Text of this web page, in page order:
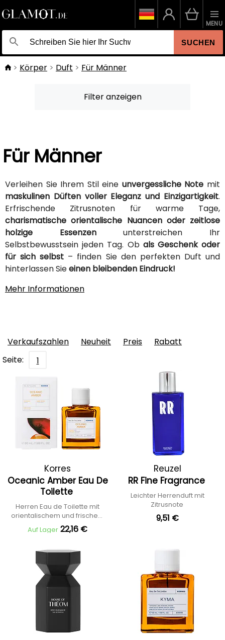
SUCHEN
MENU
Körper Duft Für Männer
Filter anzeigen
Für Männer
Verleihen Sie Ihrem Stil eine unvergessliche Note mit
maskulinen Düften voller Eleganz und Einzigartigkeit.
Erfrischende Zitrusnoten für warme Tage,
charismatische orientalische Nuancen oder zeitlose
holzige Essenzenunterstreichen Ihr
Selbstbewusstsein jeden Tag. Ob als Geschenk oder
für sich selbst – finden Sie den perfekten Duft und
hinterlassen Sieeinen bleibenden Eindruck!
Mehr Informationen
Verkaufszahlen Neuheit Preis
Rabatt
Seite:
1
Korres
Oceanic Amber Eau De
Toilette
Herren Eau de Toilette mit
orientalischem und frischem
Duft
Auf Lager 22,16 €
Reuzel
RR Fine Fragrance
Leichter Herrenduft mit
Zitrusnote
9,51 €